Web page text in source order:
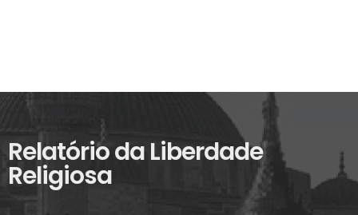
Relatório da Liberdade
Religiosa